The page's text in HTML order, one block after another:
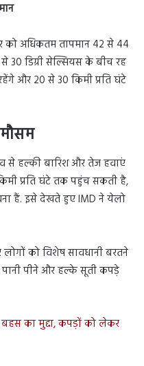
को अधिकतम तापमान 42 से 44
30 डिग्री सेल्सियस के बीच रह
और 20 से 30 किमी प्रति घंटे
से हल्की बारिश और तेज हवाएं
प्रति घंटे तक पहुंच सकती है,
हैं. इसे देखते हुए IMD ने येलो
लोगों को विशेष सावधानी बरतने
पीने और हल्के सूती कपड़े
बहस का मुद्दा, कपड़ों को लेकर